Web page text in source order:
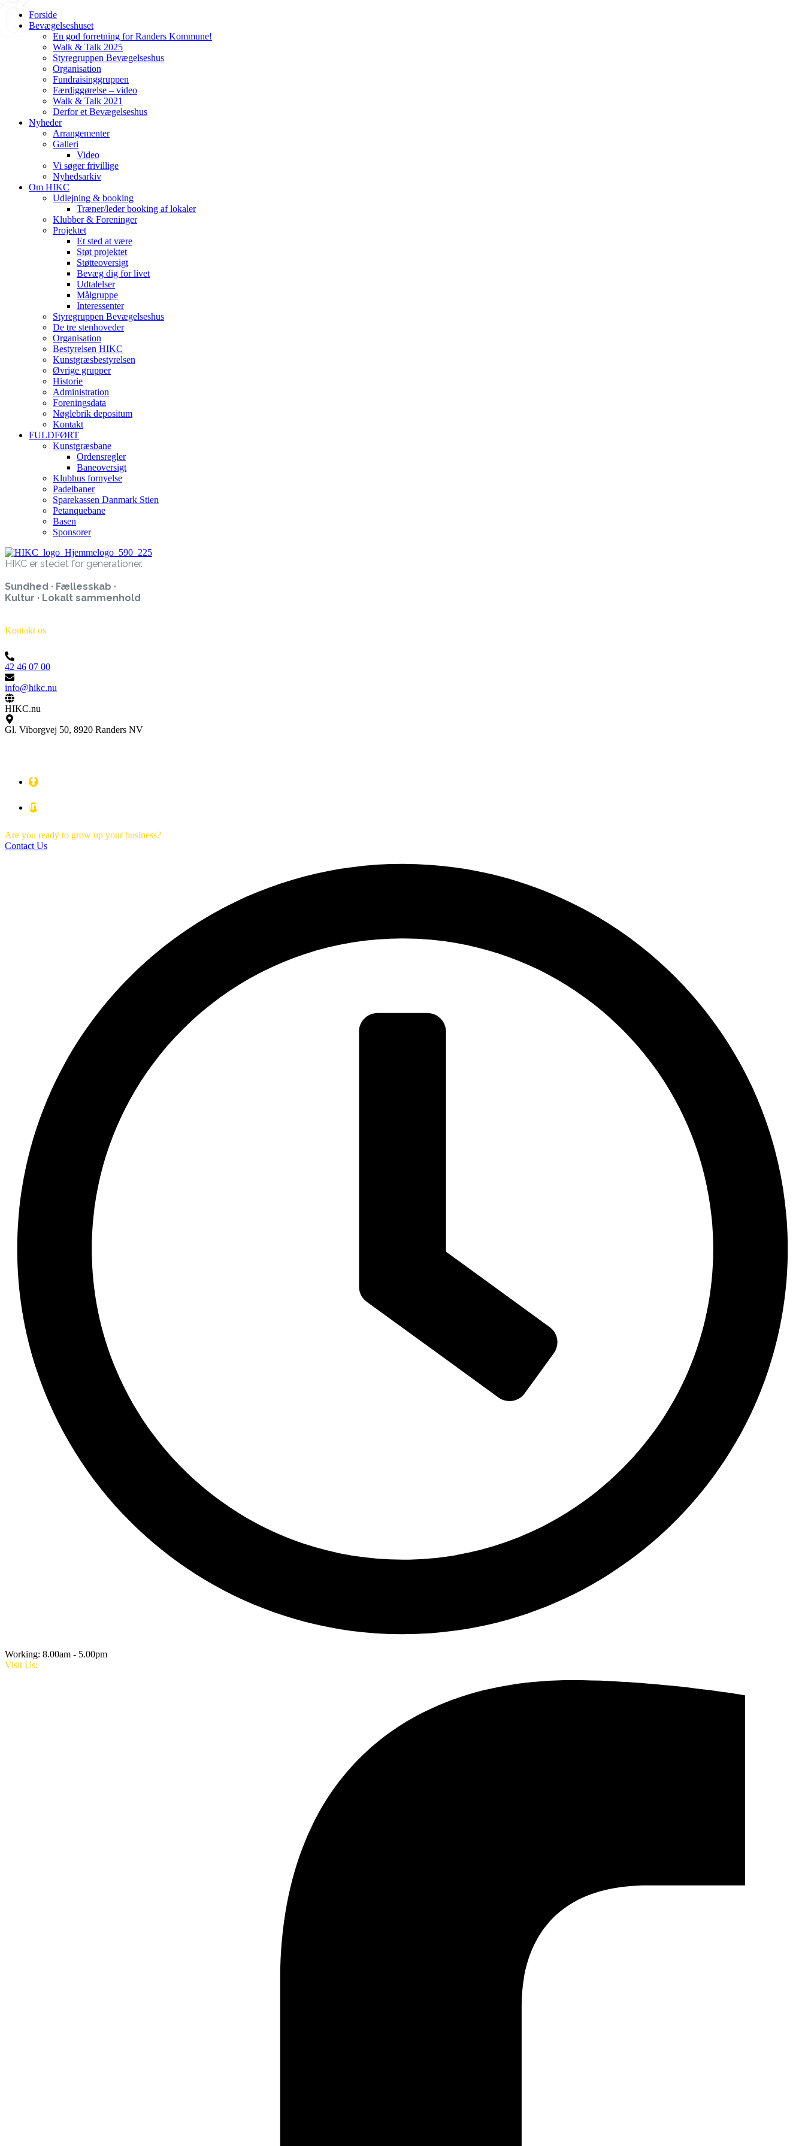
Forside
Bevægelseshuset
En god forretning for Randers Kommune!
Walk & Talk 2025
Styregruppen Bevægelseshus
Organisation
Fundraisinggruppen
Færdiggørelse – video
Walk & Talk 2021
Derfor et Bevægelseshus
Nyheder
Arrangementer
Galleri
Video
Vi søger frivillige
Nyhedsarkiv
Om HIKC
Udlejning & booking
Træner/leder booking af lokaler
Klubber & Foreninger
Projektet
Et sted at være
Støt projektet
Støtteoversigt
Bevæg dig for livet
Udtalelser
Målgruppe
Interessenter
Styregruppen Bevægelseshus
De tre stenhoveder
Organisation
Bestyrelsen HIKC
Kunstgræsbestyrelsen
Øvrige grupper
Historie
Administration
Foreningsdata
Nøglebrik depositum
Kontakt
FULDFØRT
Kunstgræsbane
Ordensregler
Baneoversigt
Klubhus fornyelse
Padelbaner
Sparekassen Danmark Stien
Petanquebane
Basen
Sponsorer
HIKC er stedet for generationer.
Sundhed · Fællesskab ·
Kultur · Lokalt sammenhold
Kontakt os
42 46 07 00
info@hikc.nu
HIKC.nu
Gl. Viborgvej 50, 8920 Randers NV
Are you ready to grow up your business?
Contact Us
Working: 8.00am - 5.00pm
Visit Us: